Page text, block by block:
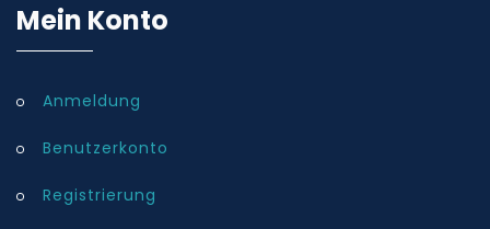
Mein Konto
Anmeldung
Benutzerkonto
Registrierung